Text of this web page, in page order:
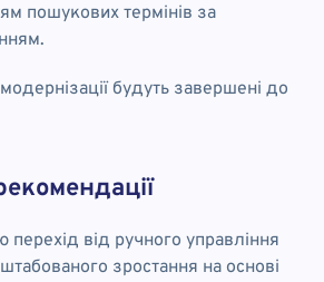
пошукових термінів за
будуть завершені до
від ручного управління
зростання на основі